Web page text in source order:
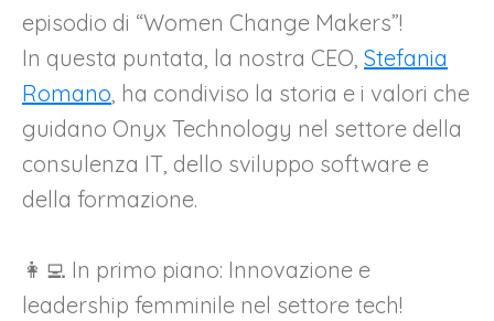
episodio di “Women Change Makers”!
In questa puntata, la nostra CEO, Stefania
Romano, ha condiviso la storia e i valori che
guidano Onyx Technology nel settore della
consulenza IT, dello sviluppo software e
della formazione.
👩‍💻 In primo piano: Innovazione e
leadership femminile nel settore tech!